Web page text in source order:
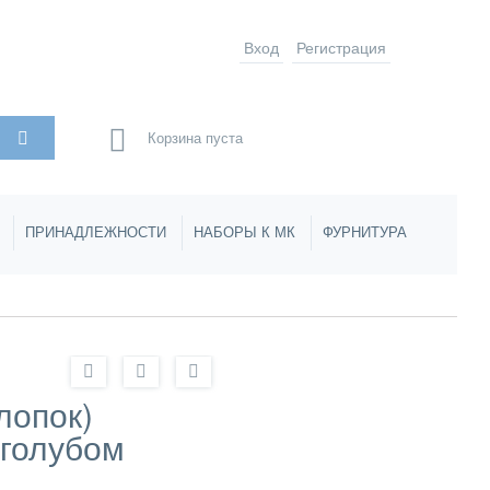
Вход Регистрация
Корзина пуста
ПРИНАДЛЕЖНОСТИ НАБОРЫ К МК ФУРНИТУРА